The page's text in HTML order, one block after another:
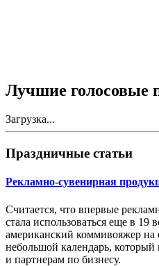
Лучшие голосовые
Загрузка...
Праздничные статьи
Рекламно-сувенирная
Считается, что впервые
стала использоваться еще в
американский коммивояжер на
небольшой календарь,
и партнерам по бизнесу.